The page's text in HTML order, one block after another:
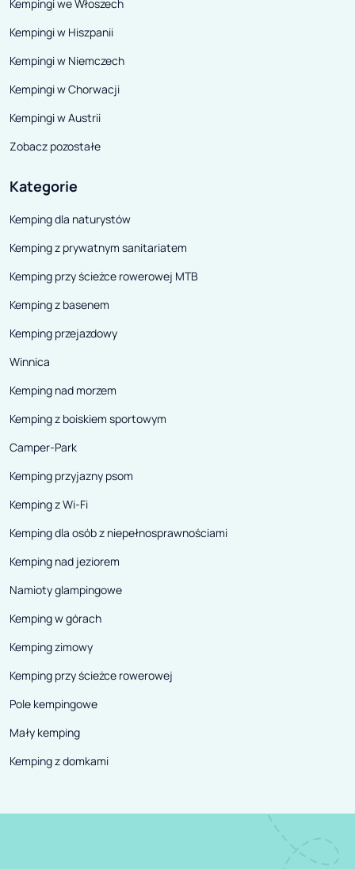
Kempingi we Włoszech
Kempingi w Hiszpanii
Kempingi w Niemczech
Kempingi w Chorwacji
Kempingi w Austrii
Zobacz pozostałe
Kategorie
Kemping dla naturystów
Kemping z prywatnym sanitariatem
Kemping przy ścieżce rowerowej MTB
Kemping z basenem
Kemping przejazdowy
Winnica
Kemping nad morzem
Kemping z boiskiem sportowym
Camper-Park
Kemping przyjazny psom
Kemping z Wi-Fi
Kemping dla osób z niepełnosprawnościami
Kemping nad jeziorem
Namioty glampingowe
Kemping w górach
Kemping zimowy
Kemping przy ścieżce rowerowej
Pole kempingowe
Mały kemping
Kemping z domkami